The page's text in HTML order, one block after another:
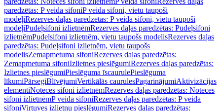
paredzētas: P veida sifoniP veida sifoni, vietu taupoši
modeļiRezerves daļas paredzētas: P veida sifoni, vietu taupoši
modeļiPudeļsifoni izlietnēmRezerves daļas paredzētas: Pudeļsifoni
izlietnēmPudeļsifoni izlietnēm, vietu taupošs modelisRezerves daļas
paredzētas: Pudeļsifoni izlietnēm, vietu taupošs
modelisZemapmetuma sifoniRezerves daļas paredzētas:
Zemapmetuma sifoniIzlietnes pieslēgumiRezerves daļas paredzētas:
Izlietnes pieslēgumiPieslēguma īscaurulePieslēguma
līkumiPārsegiBlīvējumiVertikālās caurulesPagarinājumiAktivizācijas
elementiNoteces sifoni izlietnēmRezerves daļas paredzētas: Noteces
sifoni izlietnēmP veida sifoniRezerves daļas paredzētas: P veida
sifoniVirtuves izlietņu pieslēgumiRezerves daļas paredzētas: